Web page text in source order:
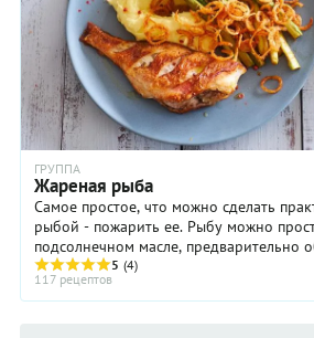
ГРУППА
Жареная рыба
Самое простое, что можно сделать
рыбой - пожарить ее. Рыбу можно
подсолнечном масле, предварительно
рыбу готовят в кляре или обильно ...
5 (4)
117 рецептов